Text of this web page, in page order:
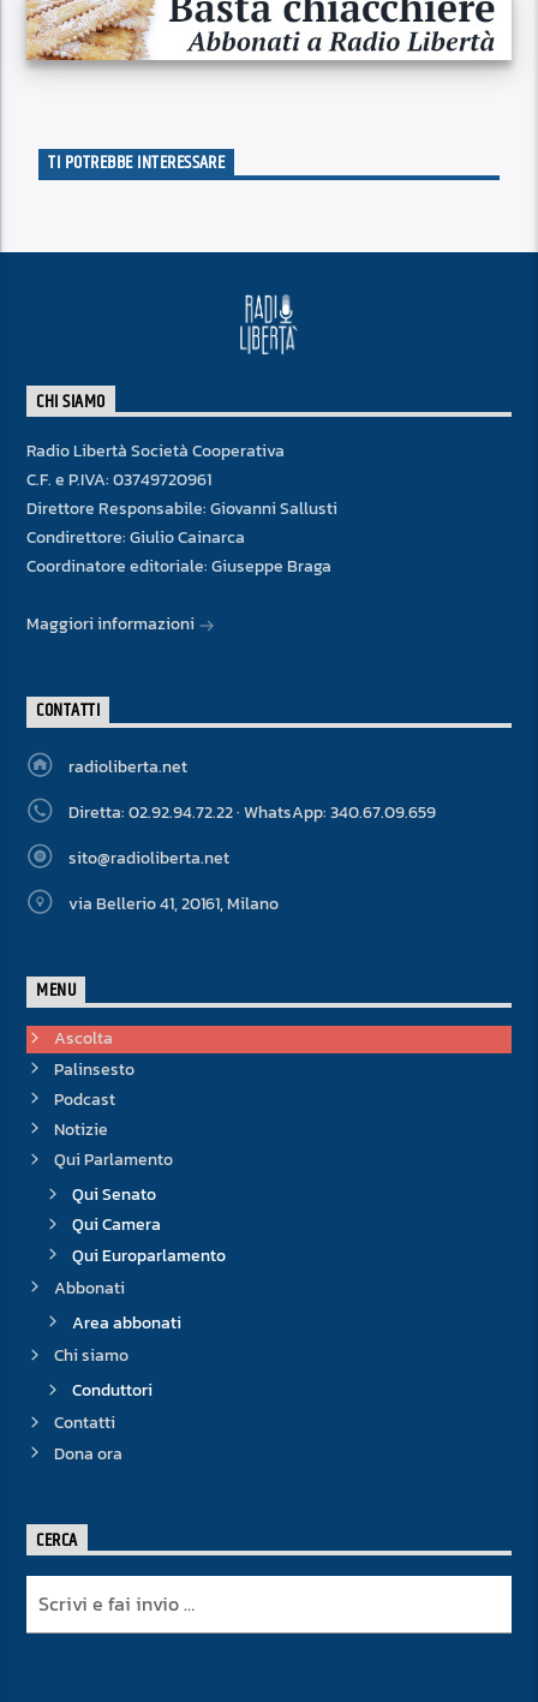
TI POTREBBE INTERESSARE
CHI SIAMO
Radio Libertà Società Cooperativa
C.F. e P.IVA: 03749720961
Direttore Responsabile: Giovanni Sallusti
Condirettore: Giulio Cainarca
Coordinatore editoriale: Giuseppe Braga
Maggiori informazioni
CONTATTI
radioliberta.net
Diretta: 02.92.94.72.22 · WhatsApp: 340.67.09.659
sito@radioliberta.net
via Bellerio 41, 20161, Milano
MENU
Ascolta
Palinsesto
Podcast
Notizie
Qui Parlamento
Qui Senato
Qui Camera
Qui Europarlamento
Abbonati
Area abbonati
Chi siamo
Conduttori
Contatti
Dona ora
CERCA